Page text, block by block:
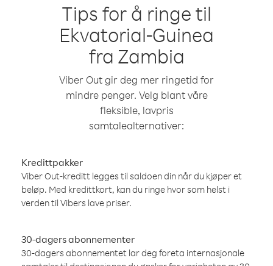
Tips for å ringe til
Ekvatorial-Guinea
fra Zambia
Viber Out gir deg mer ringetid for
mindre penger. Velg blant våre
fleksible, lavpris
samtalealternativer:
Kredittpakker
Viber Out-kreditt legges til saldoen din når du kjøper et
beløp. Med kredittkort, kan du ringe hvor som helst i
verden til Vibers lave priser.
30-dagers abonnementer
30-dagers abonnementet lar deg foreta internasjonale